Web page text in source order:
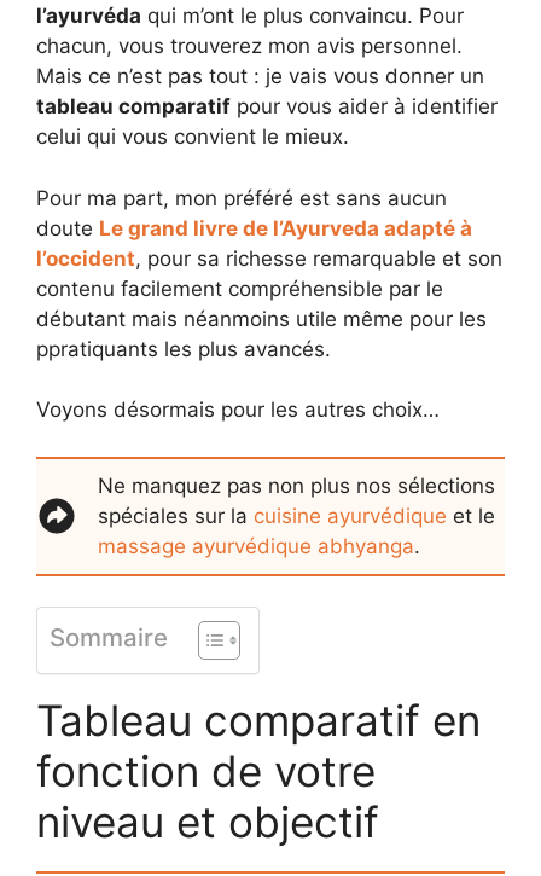
l’ayurvéda qui m’ont le plus convaincu. Pour
chacun, vous trouverez mon avis personnel.
Mais ce n’est pas tout : je vais vous donner un
tableau comparatif pour vous aider à identifier
celui qui vous convient le mieux.
Pour ma part, mon préféré est sans aucun
doute Le grand livre de l’Ayurveda adapté à
l’occident, pour sa richesse remarquable et son
contenu facilement compréhensible par le
débutant mais néanmoins utile même pour les
ppratiquants les plus avancés.
Voyons désormais pour les autres choix…
Ne manquez pas non plus nos sélections
spéciales sur la cuisine ayurvédique et le
massage ayurvédique abhyanga.
Sommaire
Tableau comparatif en
fonction de votre
niveau et objectif